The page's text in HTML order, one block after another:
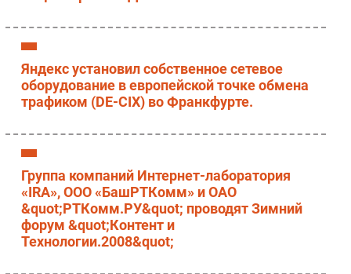
Яндекс установил собственное сетевое
оборудование в европейской точке обмена
трафиком (DE-CIX) во Франкфурте.
Группа компаний Интернет-лаборатория
«IRA», ООО «БашРТКомм» и ОАО
&quot;РТКомм.РУ&quot; проводят Зимний
форум &quot;Контент и
Технологии.2008&quot;